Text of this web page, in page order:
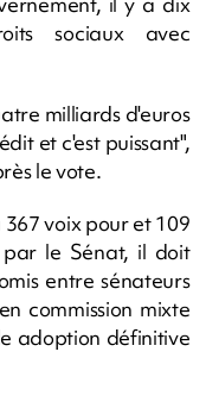
sociaux avec
milliards d'euros
et c'est puissant",
le vote.
voix pour et 109
le Sénat, il doit
entre sénateurs
commission mixte
adoption définitive